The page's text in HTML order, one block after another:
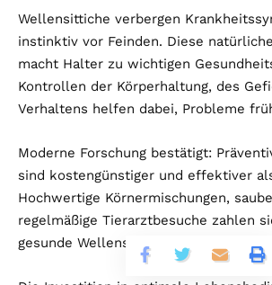
Wellensittiche verbergen
instinktiv vor Feinden. Diese
macht Halter zu wichtigen
Kontrollen der Körperhaltung, des
Verhaltens helfen dabei, Probleme
Moderne Forschung bestätigt:
sind kostengünstiger und effektiver
Hochwertige Körnermischungen,
regelmäßige Tierarztbesuche zahlen
gesunde Wellensittiche langfristig aus.